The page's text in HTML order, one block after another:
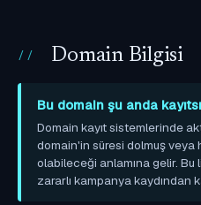
Domain Bilgisi
Bu domain şu anda
Domain kayıt sistemlerinde
domain'in süresi dolmuş veya
olabileceği anlamına gelir. Bu
zararlı kampanya kaydından